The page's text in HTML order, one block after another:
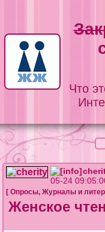
Что
05-24
[Опросы,Журналы и
Женское